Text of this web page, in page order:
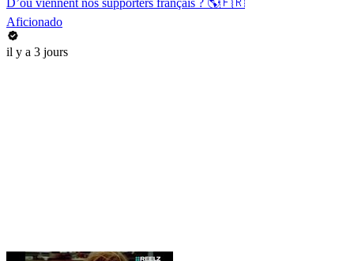
D’où viennent nos supporters français ? 🌎🇫🇷
Aficionado
il y a 3 jours